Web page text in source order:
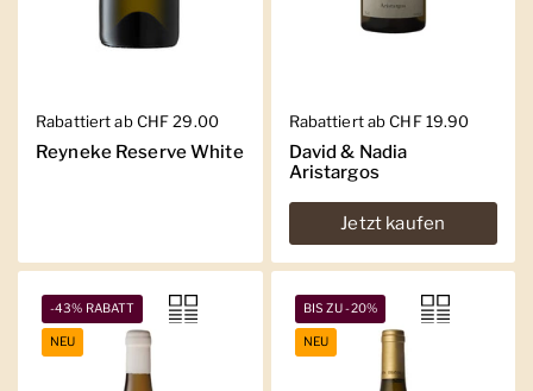
Regulärer Preis
Rabattiert ab CHF 29.00
Reyneke Reserve White
Regulärer Preis
Rabattiert ab CHF 19.90
David & Nadia
Aristargos
Jetzt kaufen
-43% RABATT
NEU
BIS ZU -20%
NEU